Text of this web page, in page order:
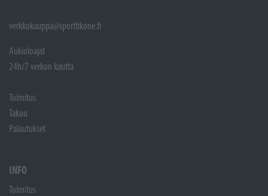
verkkokauppa@sporttikone.fi
Aukioloajat
24h/7 verkon kautta
Toimitus
Takuu
Palautukset
INFO
Toimitus